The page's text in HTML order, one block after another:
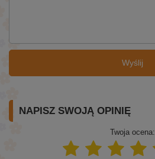
Wyślij
NAPISZ SWOJĄ OPINIĘ
Twoja ocena: